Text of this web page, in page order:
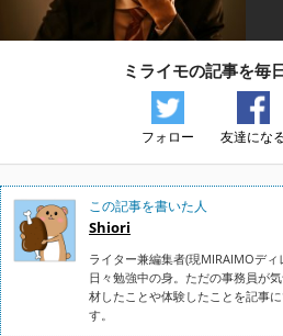
ミライモの記事を毎
フォロー 友達にな
この記事を書いた人
Shiori
ライター兼編集者(現MIRAIMOデ
日々勉強中の身。ただの事務員が
材したことや体験したことを記事
す。